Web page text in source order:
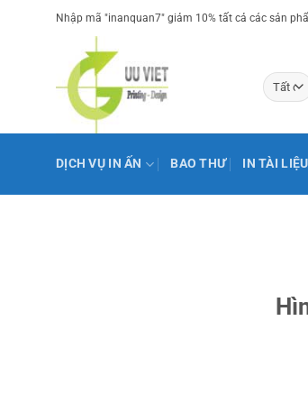
Nhập mã "inanquan7" giảm 10% tất cả các sản
DỊCH VỤ IN ẤN BAO THƯ IN TÀI LIỆU